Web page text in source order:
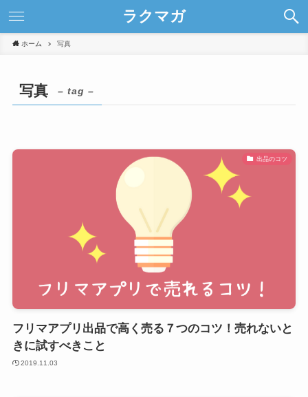
ラクマガ
ホーム 写真
写真 – tag –
出品のコツ
フリマアプリ出品で高く売る７つのコツ！売れないと
きに試すべきこと
2019.11.03